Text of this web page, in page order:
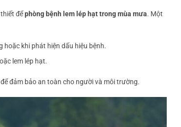
đểphòng bệnh lem lép hạt trong mùa mưa. Một
hoặc khi phát hiện dấu hiệu bệnh.
lem lép hạt.
đảm bảo an toàn cho người và môi trường.